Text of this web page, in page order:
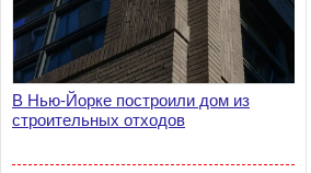
В Нью-Йорке построили дом из
строительных отходов